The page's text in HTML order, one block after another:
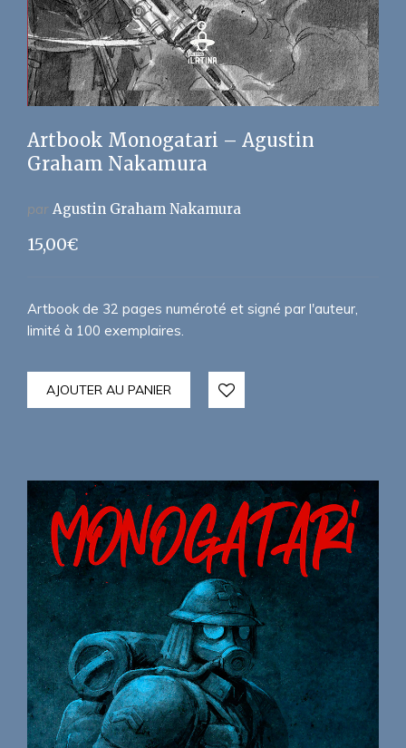
Artbook Monogatari – Agustin
Graham Nakamura
par Agustin Graham Nakamura
15,00€
Artbook de 32 pages numéroté et signé par l'auteur,
limité à 100 exemplaires.
AJOUTER AU PANIER